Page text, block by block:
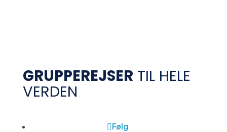
GRUPPEREJSER TIL HELE
VERDEN
Følg